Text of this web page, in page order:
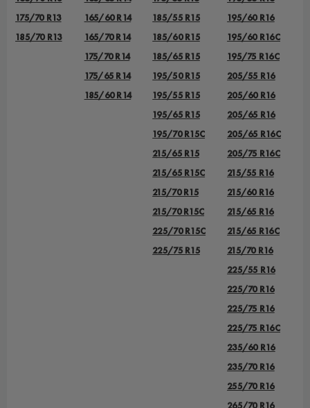
175/70 R13
185/70 R13
165/60 R14
165/70 R14
175/70 R14
175/65 R14
185/60 R14
185/55 R15
185/60 R15
185/65 R15
195/50 R15
195/55 R15
195/65 R15
195/70 R15C
215/65 R15
215/65 R15C
215/70 R15
215/70 R15C
225/70 R15C
225/75 R15
195/60 R16
195/60 R16C
195/75 R16C
205/55 R16
205/60 R16
205/65 R16
205/65 R16C
205/75 R16C
215/55 R16
215/60 R16
215/65 R16
215/65 R16C
215/70 R16
225/55 R16
225/70 R16
225/75 R16
225/75 R16C
235/60 R16
235/70 R16
255/70 R16
265/70 R16